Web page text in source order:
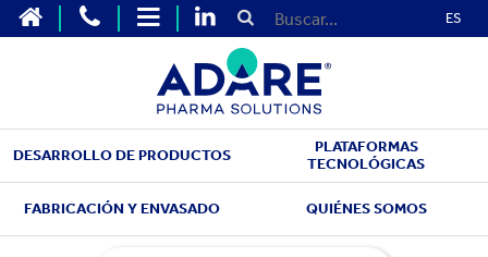
ES
DESARROLLO DE PRODUCTOS
PLATAFORMAS
TECNOLÓGICAS
FABRICACIÓN Y ENVASADO QUIÉNES SOMOS